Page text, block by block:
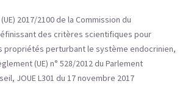
2017/2100 de la Commission du
des critères scientifiques pour
propriétés perturbant le système endocrinien,
(UE) n° 528/2012 du Parlement
JOUE L301 du 17 novembre 2017